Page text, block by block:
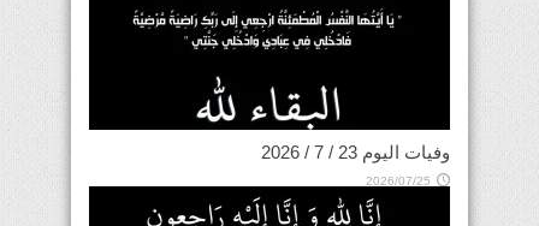
وفيات اليوم 23 / 7 / 2026
2026/07/25